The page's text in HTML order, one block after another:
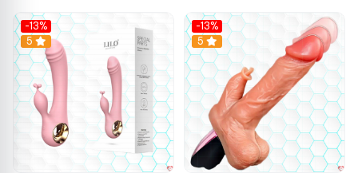
-13%
Hot
5
-13%
Hot
5